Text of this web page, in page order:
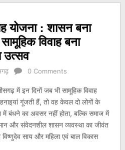
योजना : शासन बना
विवाह बना
उत्सव
0 Comments
में इन दिनों जब भी सामूहिक विवाह
गूंजती हैं, तो वह केवल दो लोगों के
में बंधने का अवसर नहीं होता, बल्कि समाज में
और संवेदनशील शासन व्यवस्था का जीवंत
साय और महिला एवं बाल विकास